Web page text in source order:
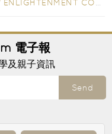
ENLIGHTENMENT CORNER
電子報
及親子資訊
Send